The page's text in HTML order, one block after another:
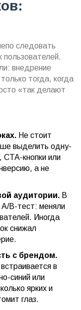
следовать
пользователей.
внедрение
тогда, когда
«так делают
Не стоит
выделить одну-
кнопки или
а не
аудитории. В
A/B-тест: меняли
Иногда
снижал
с брендом.
в
синий или
ярких и
глаз.